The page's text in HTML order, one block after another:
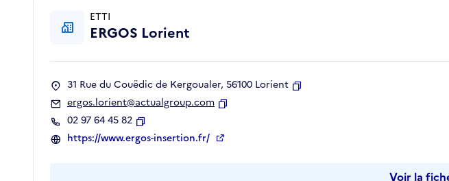
ETTI
ERGOS Lorient
31 Rue du Couëdic de Kergoualer, 56100 Lorient
ergos.lorient@actualgroup.com
02 97 64 45 82
Copier
https://www.ergos-insertion.fr/
Voir la